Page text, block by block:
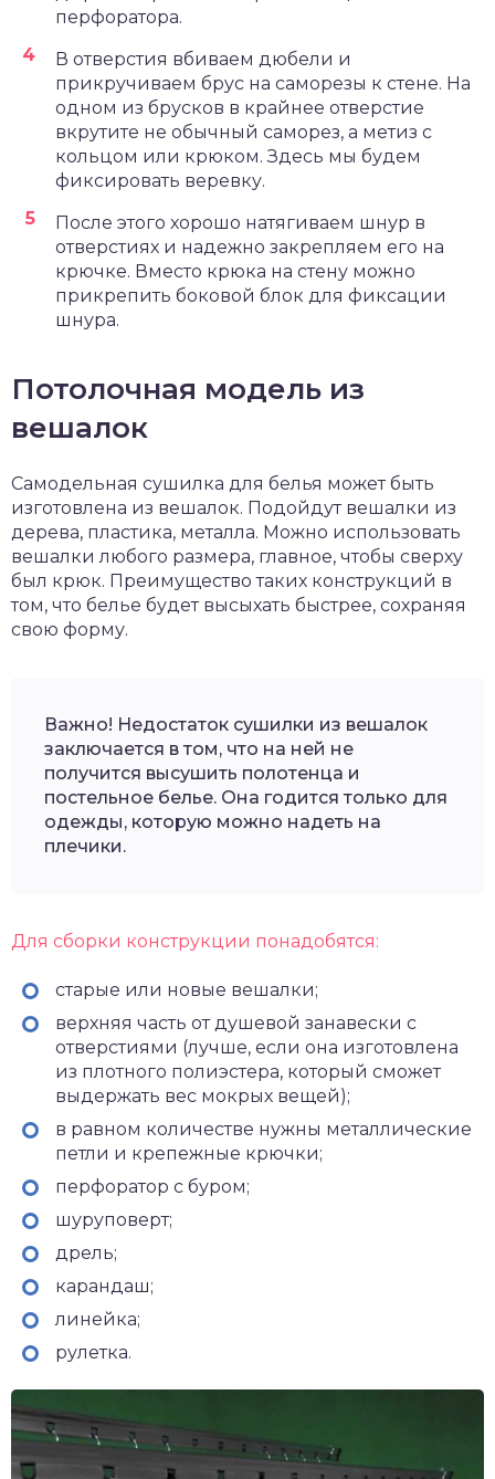
перфоратора.
В отверстия вбиваем дюбели и
прикручиваем брус на саморезы к стене. На
одном из брусков в крайнее отверстие
вкрутите не обычный саморез, а метиз с
кольцом или крюком. Здесь мы будем
фиксировать веревку.
После этого хорошо натягиваем шнур в
отверстиях и надежно закрепляем его на
крючке. Вместо крюка на стену можно
прикрепить боковой блок для фиксации
шнура.
Потолочная модель из
вешалок
Самодельная сушилка для белья может быть
изготовлена из вешалок. Подойдут вешалки из
дерева, пластика, металла. Можно использовать
вешалки любого размера, главное, чтобы сверху
был крюк. Преимущество таких конструкций в
том, что белье будет высыхать быстрее, сохраняя
свою форму.
Важно! Недостаток сушилки из вешалок
заключается в том, что на ней не
получится высушить полотенца и
постельное белье. Она годится только для
одежды, которую можно надеть на
плечики.
Для сборки конструкции понадобятся:
старые или новые вешалки;
верхняя часть от душевой занавески с
отверстиями (лучше, если она изготовлена
из плотного полиэстера, который сможет
выдержать вес мокрых вещей);
в равном количестве нужны металлические
петли и крепежные крючки;
перфоратор с буром;
шуруповерт;
дрель;
карандаш;
линейка;
рулетка.